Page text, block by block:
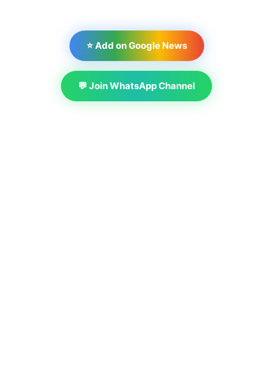
⭐ Add on Google News
💬 Join WhatsApp Channel